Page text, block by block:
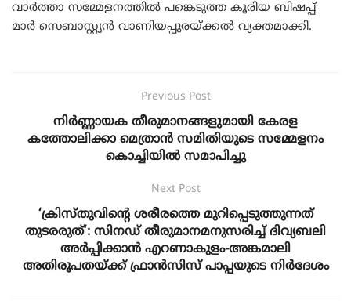
വാര്‍ത്താ സമ്മേളനത്തില്‍ പങ്കെടുത്ത കൂരിയ ബിഷപ്പ്
മാര്‍ സെബാസ്റ്റ്യന്‍ വാണിയപ്പുരയ്ക്കല്‍ വ്യക്തമാക്കി.
Previous Post
നിർണ്ണായക തീരുമാനങ്ങളുമായി കേരള
കത്തോലിക്കാ മെത്രാന്‍ സമിതിയുടെ സമ്മേളനം
കൊച്ചിയിൽ സമാപിച്ചു
Next Post
‘ക്രിസ്തുവിന്റെ ശരീരത്തെ മുറിപ്പെടുത്തുന്നത്
തുടരരുത്’: സിനഡ് തീരുമാനമനുസരിച്ച് ദിവ്യബലി
അര്‍പ്പിക്കാന്‍ എറണാകുളം-അങ്കമാലി
അതിരൂപതയ്ക്ക് ഫ്രാൻസിസ് പാപ്പയുടെ നിര്‍ദേശം